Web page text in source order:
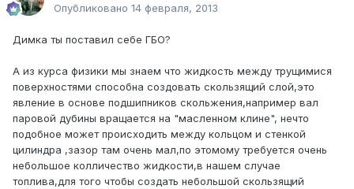
Опубликовано 14 февраля, 2013
Димка ты поставил себе ГБО?
А из курса физики мы знаем что жидкость между трущимися
поверхностями способна создовать скользящий слой,это
явление в основе подшипников скольжения,например вал
паровой дубины вращается на "масленном клине", нечто
подобное может происходить между кольцом и стенкой
цилиндра ,зазор там очень мал,по этомому требуется очень
небольшое колличество жидкости,в нашем случае
топлива,для того чтобы создать небольшой скользящий